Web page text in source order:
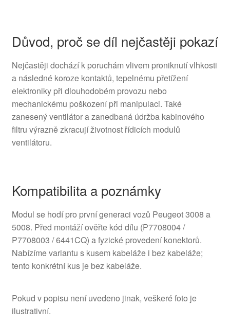
Důvod, proč se díl nejčastěji pokazí
Nejčastěji dochází k poruchám vlivem proniknutí vlhkosti
a následné koroze kontaktů, tepelnému přetížení
elektroniky při dlouhodobém provozu nebo
mechanickému poškození při manipulaci. Také
zanesený ventilátor a zanedbaná údržba kabinového
filtru výrazně zkracují životnost řídicích modulů
ventilátoru.
Kompatibilita a poznámky
Modul se hodí pro první generaci vozů Peugeot 3008 a
5008. Před montáží ověřte kód dílu (P7708004 /
P7708003 / 6441CQ) a fyzické provedení konektorů.
Nabízíme variantu s kusem kabeláže i bez kabeláže;
tento konkrétní kus je bez kabeláže.
Pokud v popisu není uvedeno jinak, veškeré foto je
ilustrativní.